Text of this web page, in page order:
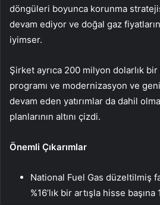
döngüleri boyunca korunma
devam ediyor ve doğal gaz
iyimser.
Şirket ayrıca 200 milyon dolarlık
programı ve modernizasyon ve
devam eden yatırımlar da dahil
planlarının altını çizdi.
Önemli Çıkarımlar
National Fuel Gas düzeltilmiş
%16’lık bir artışla hisse